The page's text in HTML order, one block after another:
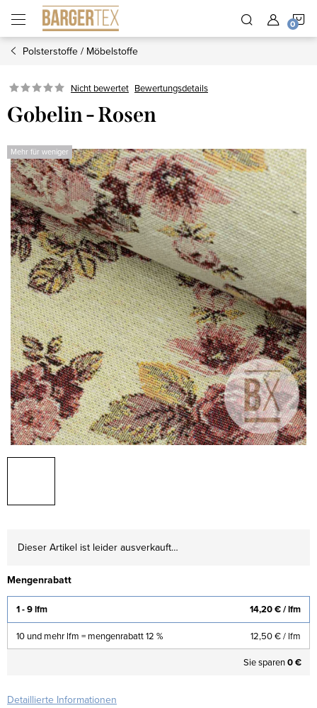
Inhalt
springen
Polsterstoffe / Möbelstoffe
Nicht bewertet Bewertungsdetails
Gobelin - Rosen
Mehr für weniger
Dieser Artikel ist leider ausverkauft…
Mengenrabatt
1 - 9 lfm 14,20 €/ lfm
10 und mehr lfm = mengenrabatt 12 % 12,50 €/ lfm
Sie sparen0 €
Detaillierte Informationen